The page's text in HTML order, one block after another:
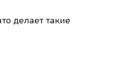
делает такие